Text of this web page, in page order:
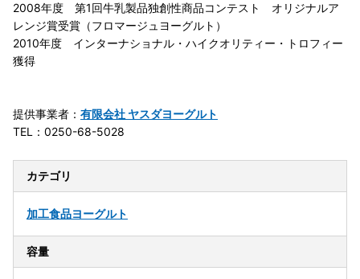
2008年度 第1回牛乳製品独創性商品コンテスト オリジナルア
レンジ賞受賞（フロマージュヨーグルト）
2010年度 インターナショナル・ハイクオリティー・トロフィー
獲得
提供事業者： 有限会社 ヤスダヨーグルト
TEL：0250-68-5028
カテゴリ
加工食品ヨーグルト
容量